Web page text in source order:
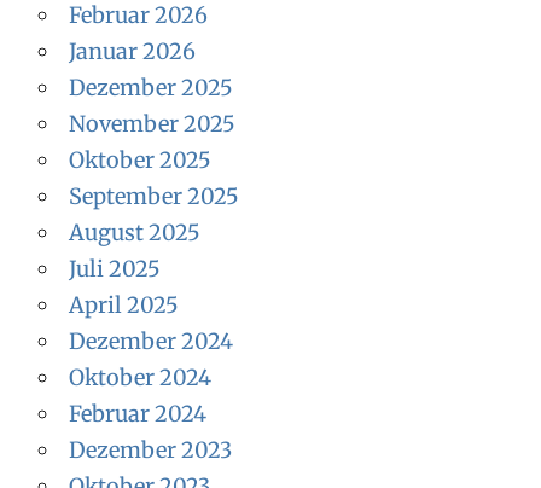
Februar 2026
Januar 2026
Dezember 2025
November 2025
Oktober 2025
September 2025
August 2025
Juli 2025
April 2025
Dezember 2024
Oktober 2024
Februar 2024
Dezember 2023